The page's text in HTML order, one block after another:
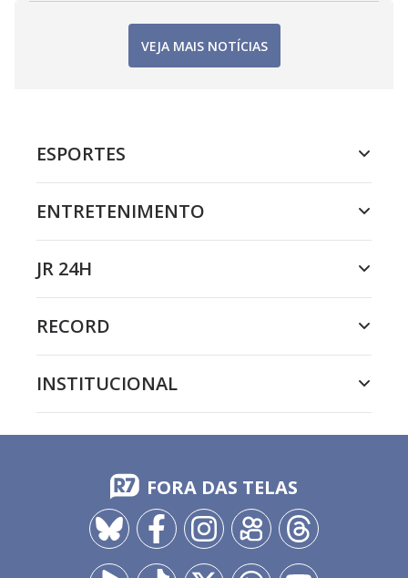
VEJA MAIS NOTÍCIAS
ESPORTES
ENTRETENIMENTO
JR 24H
RECORD
INSTITUCIONAL
FORA DAS TELAS